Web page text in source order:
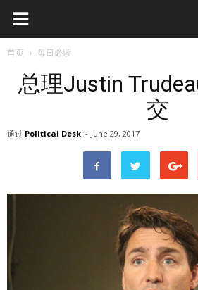
首页 每日必读
总理Justin
交
通过 Political Desk - June 29, 2017